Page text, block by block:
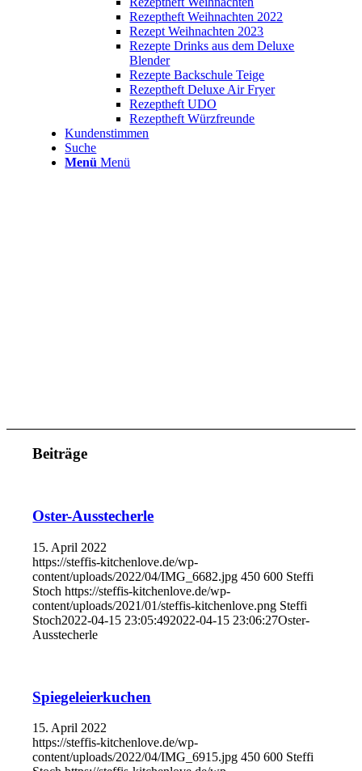
Rezeptheft Weihnachten 2022
Rezept Weihnachten 2023
Rezepte Drinks aus dem Deluxe
Blender
Rezepte Backschule Teige
Rezeptheft Deluxe Air Fryer
Rezeptheft UDO
Rezeptheft Würzfreunde
Kundenstimmen
Suche
Menü Menü
Beiträge
Oster-Ausstecherle
15. April 2022
https://steffis-kitchenlove.de/wp-
content/uploads/2022/04/IMG_6682.jpg 450 600 Steffi
Stoch https://steffis-kitchenlove.de/wp-
content/uploads/2021/01/steffis-kitchenlove.png Steffi
Stoch2022-04-15 23:05:492022-04-15 23:06:27Oster-
Ausstecherle
Spiegeleierkuchen
15. April 2022
https://steffis-kitchenlove.de/wp-
content/uploads/2022/04/IMG_6915.jpg 450 600 Steffi